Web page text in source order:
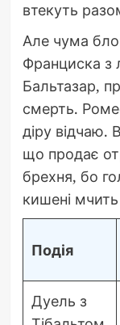
втекуть
Але чума
Франциска з
Бальтазар,
смерть.
діру відчаю.
що продає
брехня, бо
кишені
Подія
Дуель з